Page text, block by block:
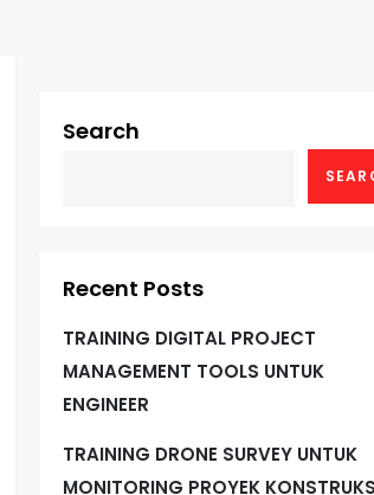
Search
Recent Posts
TRAINING DIGITAL PROJECT
MANAGEMENT TOOLS UNTUK
ENGINEER
TRAINING DRONE SURVEY UNTUK
MONITORING PROYEK